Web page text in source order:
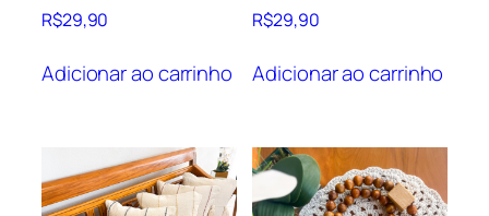
R$29,90
Adicionar ao carrinho
R$29,90
Adicionar ao carrinho